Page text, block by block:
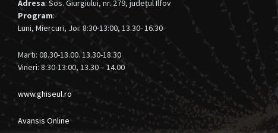
Adresa: Sos. Giurgiului, nr. 279, judeţul Ilfov
Program:
Luni, Miercuri, Joi: 8:30-13:00, 13.30- 16.30
Marti: 08.30-13.00. 13.30-18.30
Vineri: 8:30-13:00, 13.30 – 14.00
www.ghiseul.ro
Avansis Online